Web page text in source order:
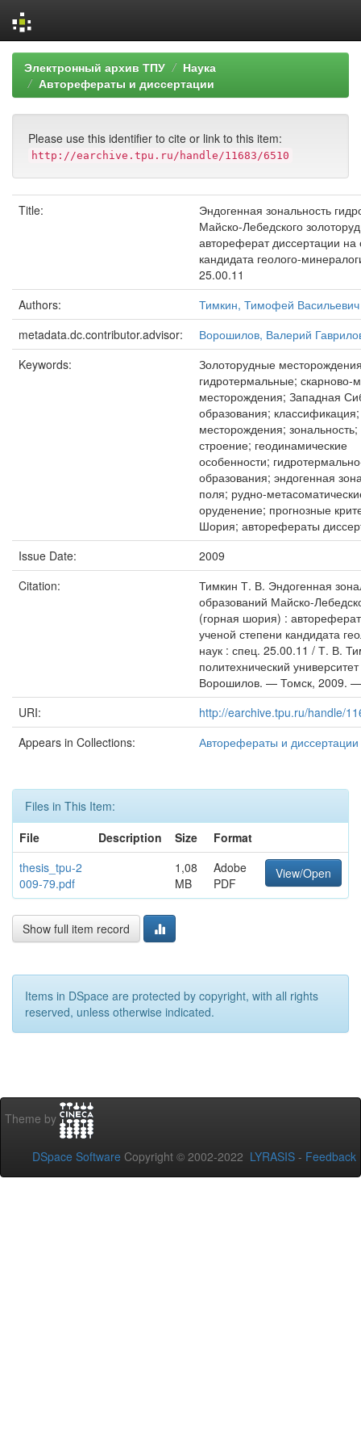
Skip
navigation
Электронный архив ТПУ
Наука
Авторефераты и диссертации
Please use this identifier to cite or link to this item:
http://earchive.tpu.ru/handle/11683/6510
Title:
Эндогенная зональность
Майско-Лебедского
автореферат диссертации на
кандидата геолого-
25.00.11
Authors:
Тимкин, Тимофей Васильевич
metadata.dc.contributor.advisor:
Ворошилов, Валерий
Keywords:
Золоторудные
гидротермальные; скарново-
месторождения; Западная
образования;
месторождения;
строение; геодинамические
особенности;
образования; эндогенная
поля; рудно-
оруденение; прогнозные
Шория; авторефераты
Issue Date:
2009
Citation:
Тимкин Т. В. Эндогенная
образований Майско-
(горная шория) :
ученой степени кандидата
наук : спец. 25.00.11 / Т. В.
политехнический
Ворошилов. — Томск, 2009.
URI:
http://earchive.tpu.ru/handle/
Appears in Collections:
Авторефераты и диссертации
Files in This Item:
File
Description Size
Format
thesis_tpu-2
009-79.pdf
1,08
MB
Adobe
PDF
View/Open
Show full item record
Items in DSpace are protected by copyright, with all rights
reserved, unless otherwise indicated.
Theme by
DSpace Software Copyright © 2002-2022 LYRASIS - Feedback